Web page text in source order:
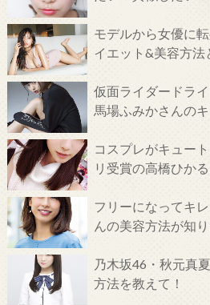
モデルから女優に
イエット&美容方法
仮面ライダードラ
馬場ふみかさんの
コスプレがキュー
リ受賞の高橋ひか
フリーになってキ
んの美容方法が知
乃木坂46・秋元真
方法を教えて！